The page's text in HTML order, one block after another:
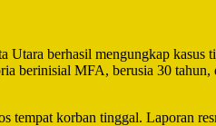
berhasil mengungkap kasus
berinisial MFA, berusia 30 tahun,
korban tinggal. Laporan